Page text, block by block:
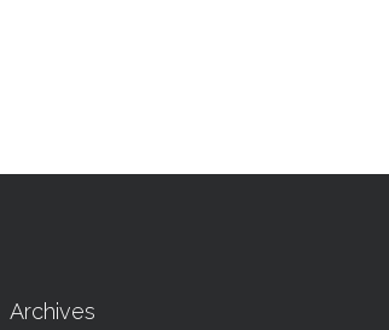
Archives